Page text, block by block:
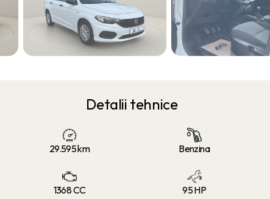
Detalii tehnice
29.595km Benzina
1368 CC 95 HP